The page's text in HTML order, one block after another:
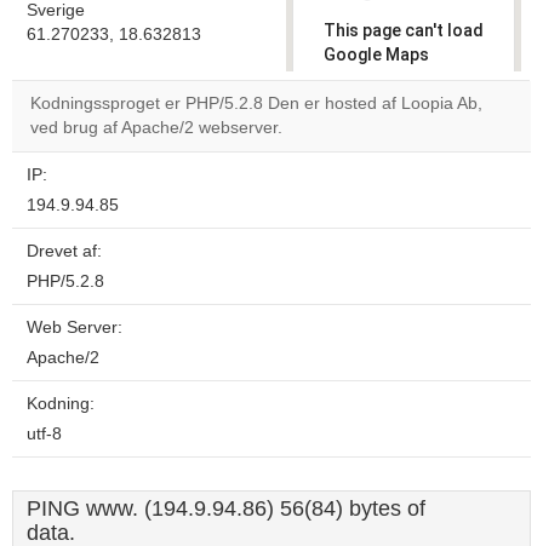
Sverige
61.270233, 18.632813
This page can't load
Google Maps
correctly.
own this
OK
Kodningssproget er PHP/5.2.8 Den er hosted af Loopia Ab,
ved brug af Apache/2 webserver.
IP:
194.9.94.85
Drevet af:
PHP/5.2.8
Web Server:
Apache/2
Kodning:
utf-8
PING www. (194.9.94.86) 56(84) bytes of
data.